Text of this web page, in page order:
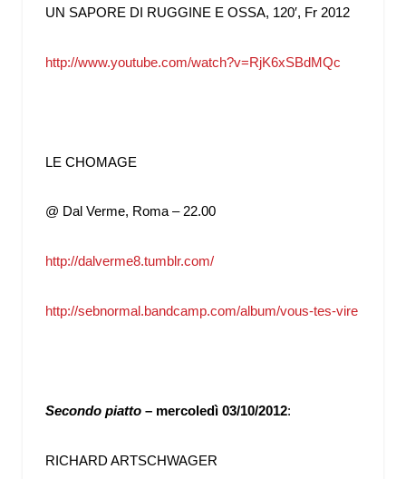
UN SAPORE DI RUGGINE E OSSA, 120′, Fr 2012
http://www.youtube.com/watch?v=RjK6xSBdMQc
LE CHOMAGE
@ Dal Verme, Roma – 22.00
http://dalverme8.tumblr.com/
http://sebnormal.bandcamp.com/album/vous-tes-vire
Secondo piatto – mercoledì 03/10/2012:
RICHARD ARTSCHWAGER